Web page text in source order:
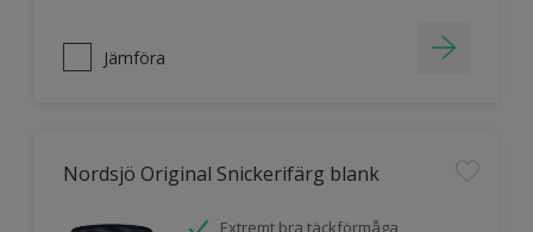
Jämföra
Nordsjö Original Snickerifärg blank
Extremt bra täckförmåga